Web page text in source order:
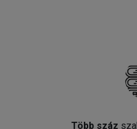
Több száz